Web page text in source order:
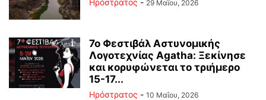
Ηρόστρατος - 29 Μαΐου, 2026
7ο Φεστιβάλ Αστυνομικής
Λογοτεχνίας Agatha: Ξεκίνησε
και κορυφώνεται το τριήμερο
15-17...
Ηρόστρατος - 10 Μαΐου, 2026